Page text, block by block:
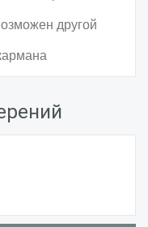
другой